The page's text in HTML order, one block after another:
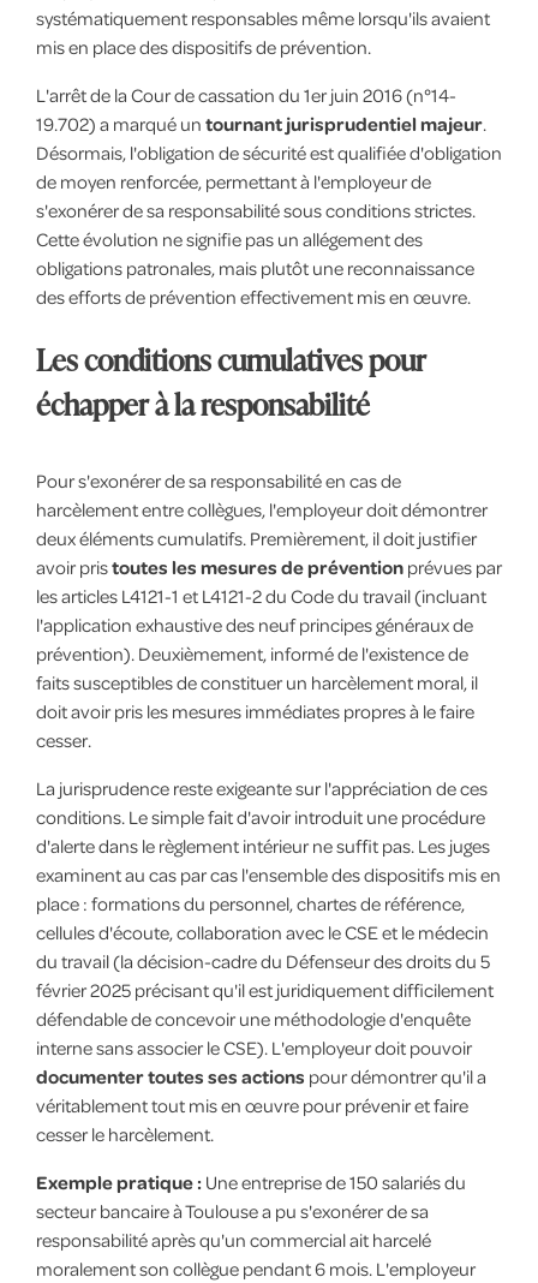
systématiquement responsables même lorsqu'ils avaient
mis en place des dispositifs de prévention.
L'arrêt de la Cour de cassation du 1er juin 2016 (n°14-
19.702) a marqué un tournant jurisprudentiel majeur.
Désormais, l'obligation de sécurité est qualifiée d'obligation
de moyen renforcée, permettant à l'employeur de
s'exonérer de sa responsabilité sous conditions strictes.
Cette évolution ne signifie pas un allégement des
obligations patronales, mais plutôt une reconnaissance
des efforts de prévention effectivement mis en œuvre.
Les conditions cumulatives pour
échapper à la responsabilité
Pour s'exonérer de sa responsabilité en cas de
harcèlement entre collègues, l'employeur doit démontrer
deux éléments cumulatifs. Premièrement, il doit justifier
avoir pristoutes les mesures de préventionprévues par
les articles L4121-1 et L4121-2 du Code du travail (incluant
l'application exhaustive des neuf principes généraux de
prévention). Deuxièmement, informé de l'existence de
faits susceptibles de constituer un harcèlement moral, il
doit avoir pris les mesures immédiates propres à le faire
cesser.
La jurisprudence reste exigeante sur l'appréciation de ces
conditions. Le simple fait d'avoir introduit une procédure
d'alerte dans le règlement intérieur ne suffit pas. Les juges
examinent au cas par cas l'ensemble des dispositifs mis en
place : formations du personnel, chartes de référence,
cellules d'écoute, collaboration avec le CSE et le médecin
du travail (la décision-cadre du Défenseur des droits du 5
février 2025 précisant qu'il est juridiquement difficilement
défendable de concevoir une méthodologie d'enquête
interne sans associer le CSE). L'employeur doit pouvoir
documenter toutes ses actions pour démontrer qu'il a
véritablement tout mis en œuvre pour prévenir et faire
cesser le harcèlement.
Exemple pratique :Une entreprise de 150 salariés du
secteur bancaire à Toulouse a pu s'exonérer de sa
responsabilité après qu'un commercial ait harcelé
moralement son collègue pendant 6 mois. L'employeur